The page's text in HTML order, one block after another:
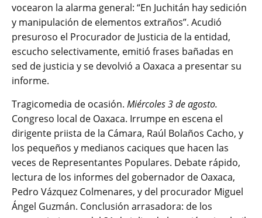
vocearon la alarma general: “En Juchitán hay sedición
y manipulación de elementos extraños”. Acudió
presuroso el Procurador de Justicia de la entidad,
escucho selectivamente, emitió frases bañadas en
sed de justicia y se devolvió a Oaxaca a presentar su
informe.
Tragicomedia de ocasión. Miércoles 3 de agosto.
Congreso local de Oaxaca. Irrumpe en escena el
dirigente priista de la Cámara, Raúl Bolaños Cacho, y
los pequeños y medianos caciques que hacen las
veces de Representantes Populares. Debate rápido,
lectura de los informes del gobernador de Oaxaca,
Pedro Vázquez Colmenares, y del procurador Miguel
Ángel Guzmán. Conclusión arrasadora: de los